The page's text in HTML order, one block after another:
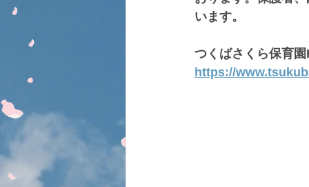
います。
つくばさくら保育園
https://